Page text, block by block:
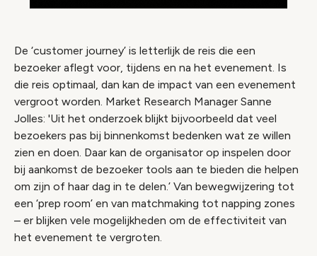
De ‘customer journey’ is letterlijk de reis die een
bezoeker aflegt voor, tijdens en na het evenement. Is
die reis optimaal, dan kan de impact van een evenement
vergroot worden. Market Research Manager Sanne
Jolles: 'Uit het onderzoek blijkt bijvoorbeeld dat veel
bezoekers pas bij binnenkomst bedenken wat ze willen
zien en doen. Daar kan de organisator op inspelen door
bij aankomst de bezoeker tools aan te bieden die helpen
om zijn of haar dag in te delen.’ Van bewegwijzering tot
een ‘prep room’ en van matchmaking tot napping zones
– er blijken vele mogelijkheden om de effectiviteit van
het evenement te vergroten.